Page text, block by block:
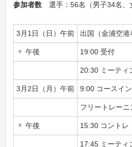
参加者数 選手：56名（男子34名、
3月1日（日）午前 出国（金浦空港
〃 午後 19:00 受付
20:30 ミーティ
3月2日（月）午前 9:00 コースイ
フリートレーニ
〃 午後 15:30 コントレ
17:45 ミーティ